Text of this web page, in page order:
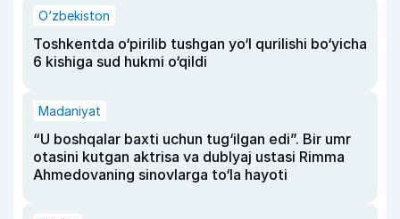
O‘zbekiston
Toshkentda o‘pirilib tushgan yo‘l qurilishi bo‘yicha
6 kishiga sud hukmi o‘qildi
Madaniyat
“U boshqalar baxti uchun tug‘ilgan edi”. Bir umr
otasini kutgan aktrisa va dublyaj ustasi Rimma
Ahmedovaning sinovlarga to‘la hayoti